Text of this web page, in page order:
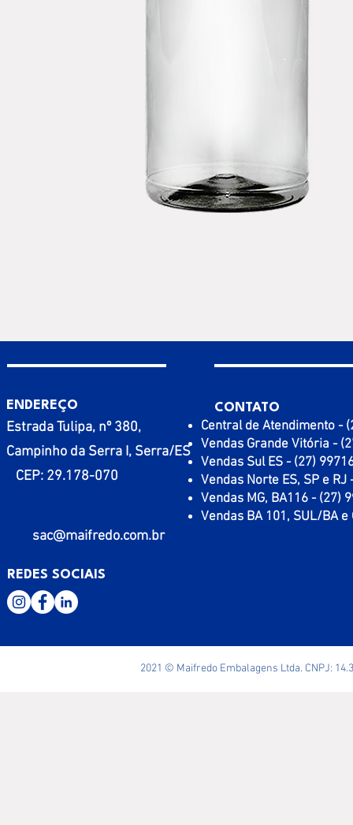
ENDEREÇO
Estrada Tulipa, nº 380,
Campinho da Serra I, Serra/ES
CEP: 29.178-070
CONTATO
Central de Atendimento -
Vendas Grande Vitória -
Vendas Sul ES - (27)
Vendas Norte ES, SP e
Vendas MG, BA116 - (27)
Vendas BA 101, SUL/BA
sac@maifredo.com.br
REDES SOCIAIS
2021 © Maifredo Embalagens Ltda. CNPJ: